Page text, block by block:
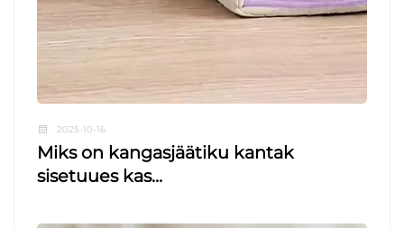
2025-10-16
Miks on kangasjäätiku kantak
sisetuues kas...